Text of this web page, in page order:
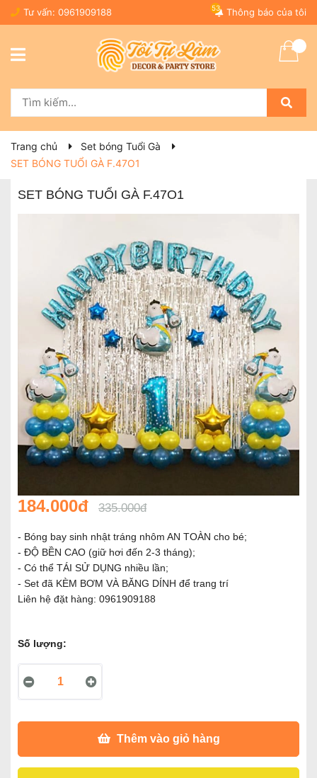
Tư vấn: 0961909188 Thông báo của tôi
53
Trang chủ
Set bóng Tuổi Gà
SET BÓNG TUỔI GÀ F.47O1
SET BÓNG TUỔI GÀ F.47O1
184.000đ 335.000đ
- Bóng bay sinh nhật tráng nhôm AN TOÀN cho bé;
- ĐỘ BỀN CAO (giữ hơi đến 2-3 tháng);
- Có thể TÁI SỬ DỤNG nhiều lần;
- Set đã KÈM BƠM VÀ BĂNG DÍNH để trang trí
Liên hệ đặt hàng: 0961909188
Số lượng:
Thêm vào giỏ hàng